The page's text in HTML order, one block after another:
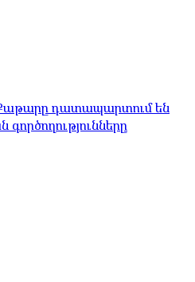
դատապարտում են